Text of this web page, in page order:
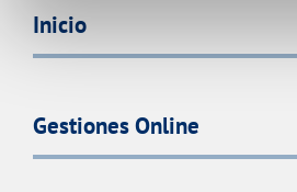
Inicio
Gestiones Online